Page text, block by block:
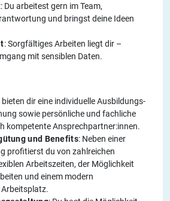
: Du arbeitest gern im Team,
und bringst deine Ideen
: Sorgfältiges Arbeiten liegt dir –
mit sensiblen Daten.
bieten dir eine individuelle Ausbildungs-
sowie persönliche und fachliche
kompetente Ansprechpartner:innen.
und Benefits: Neben einer
profitierst du von zahlreichen
Arbeitszeiten, der Möglichkeit
und einem modern